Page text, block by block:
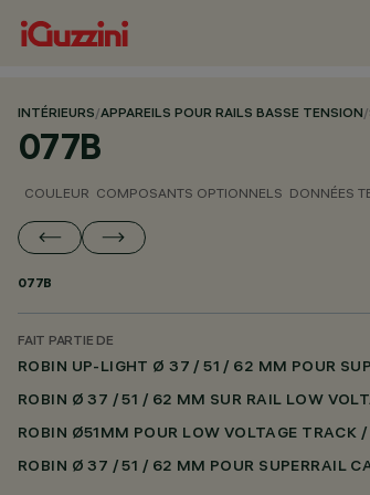
INTÉRIEURS/APPAREILS POUR RAILS BASSE TENSION/
077B
COULEUR COMPOSANTS OPTIONNELS DONNÉES
077B
FAIT PARTIE DE
ROBIN UP-LIGHT Ø 37 / 51 / 62 MM POUR
ROBIN Ø 37 / 51 / 62 MM SUR RAIL LOW
ROBIN Ø51MM POUR LOW VOLTAGE TRACK /
ROBIN Ø 37 / 51 / 62 MM POUR SUPERRAIL